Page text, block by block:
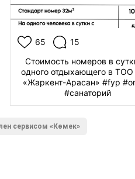
65
15
Стоимость номеров в
одного отдыхающего в
«Жаркент-Арасан» #fyp
#санаторий
сервисом «Көмек»